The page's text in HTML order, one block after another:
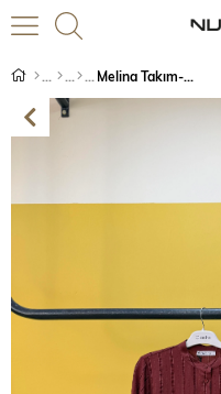
Melina Takım-Bordo